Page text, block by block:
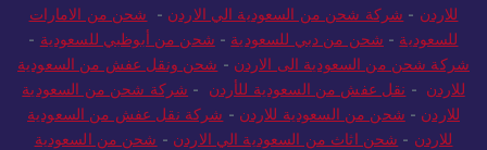
للاردن - شركة شحن من السعودية الي الاردن - شحن من الامارات
للسعودية - شحن من دبي للسعودية - شحن من أبوظبي للسعودية -
شركة شحن من السعودية الى الاردن - شحن ونقل عفش من السعودية
للاردن - نقل عفش من السعودية للأردن - شركة شحن من السعودية
للاردن - شحن من السعودية للاردن - شركة نقل عفش من السعودية
للاردن - شحن اثاث من السعودية الي الاردن - شحن من السعودية